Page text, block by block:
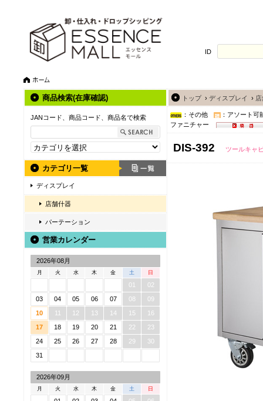
ID
商品検索(在庫確認)
JANコード、商品コード、商品名で検索
カテゴリ一覧
ディスプレイ
店舗什器
パーテーション
営業カレンダー
2026年08月
月 火 水 木 金 土 日
01
02
03
04 05 06 07 08
09
10
11 12 13 14 15
16
17
18 19 20 21 22
23
24
25 26 27 28 29
30
31
2026年09月
月 火 水 木 金 土 日
トップ› ディスプレイ ›
：その他
：アソート可
ファニチャー
DIS-392 ツールキャ